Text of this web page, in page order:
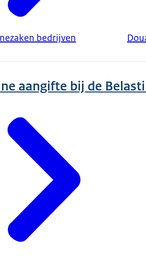
bedrijven
aangifte bij de